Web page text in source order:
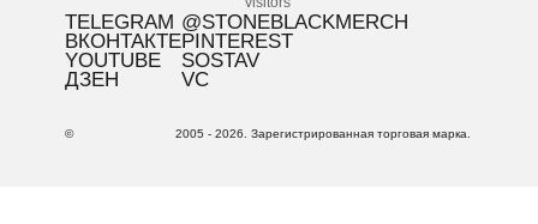
TELEGRAM
ВКОНТАКТЕ
YOUTUBE
ДЗЕН
@STONEBLACKMERCH
PINTEREST
SOSTAV
VC
© 2005 - 2026. Зарегистрированная торговая марка.